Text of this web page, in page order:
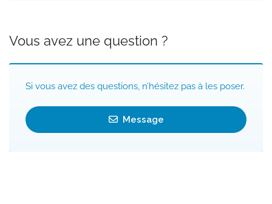
Vous avez une question ?
Si vous avez des questions, n’hésitez pas à les poser.
Message